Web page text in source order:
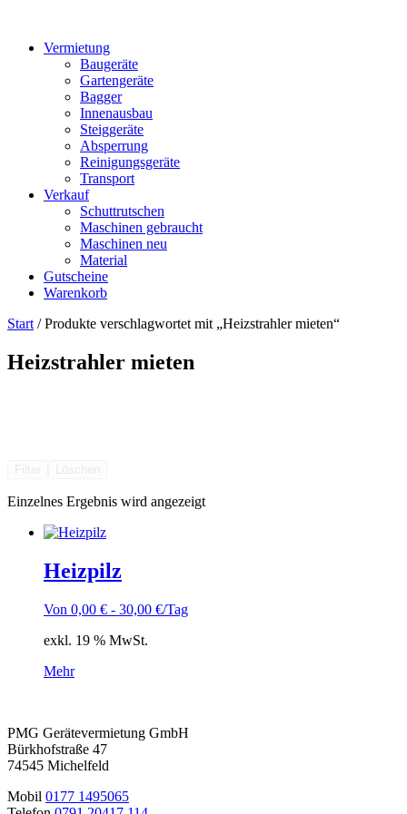
Vermietung
Baugeräte
Gartengeräte
Bagger
Innenausbau
Steiggeräte
Absperrung
Reinigungsgeräte
Transport
Verkauf
Schuttrutschen
Maschinen gebraucht
Maschinen neu
Material
Gutscheine
Warenkorb
Start / Produkte verschlagwortet mit „Heizstrahler mieten“
Heizstrahler mieten
Einzelnes Ergebnis wird angezeigt
Heizpilz
Von 0,00 € - 30,00 €/Tag
exkl. 19 % MwSt.
Mehr
PMG Gerätevermietung GmbH
Bürkhofstraße 47
74545 Michelfeld
Mobil 0177 1495065